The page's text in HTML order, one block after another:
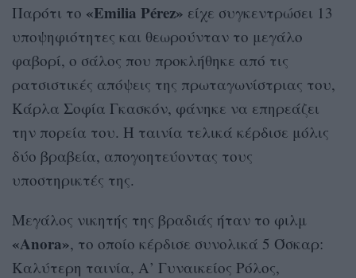
Παρότι το «Emilia Pérez» είχε συγκεντρώσει 13
υποψηφιότητες και θεωρούνταν το μεγάλο
φαβορί, ο σάλος που προκλήθηκε από τις
ρατσιστικές απόψεις της πρωταγωνίστριας του,
Κάρλα Σοφία Γκασκόν, φάνηκε να επηρεάζει
την πορεία του. Η ταινία τελικά κέρδισε μόλις
δύο βραβεία, απογοητεύοντας τους
υποστηρικτές της.
Μεγάλος νικητής της βραδιάς ήταν το φιλμ
«Anora», το οποίο κέρδισε συνολικά 5 Όσκαρ:
Kαλύτερη ταινία, Α’ Γυναικείος Ρόλος,